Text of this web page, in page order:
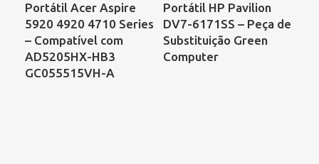
Portátil Acer Aspire
5920 4920 4710 Series
– Compatível com
AD5205HX-HB3
GC055515VH-A
Portátil HP Pavilion
DV7-6171SS – Peça de
Substituição Green
Computer